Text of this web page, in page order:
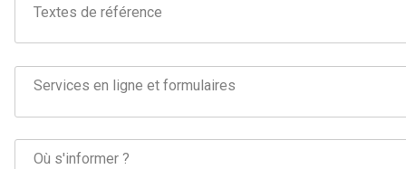
Textes de référence
Services en ligne et formulaires
Où s'informer ?